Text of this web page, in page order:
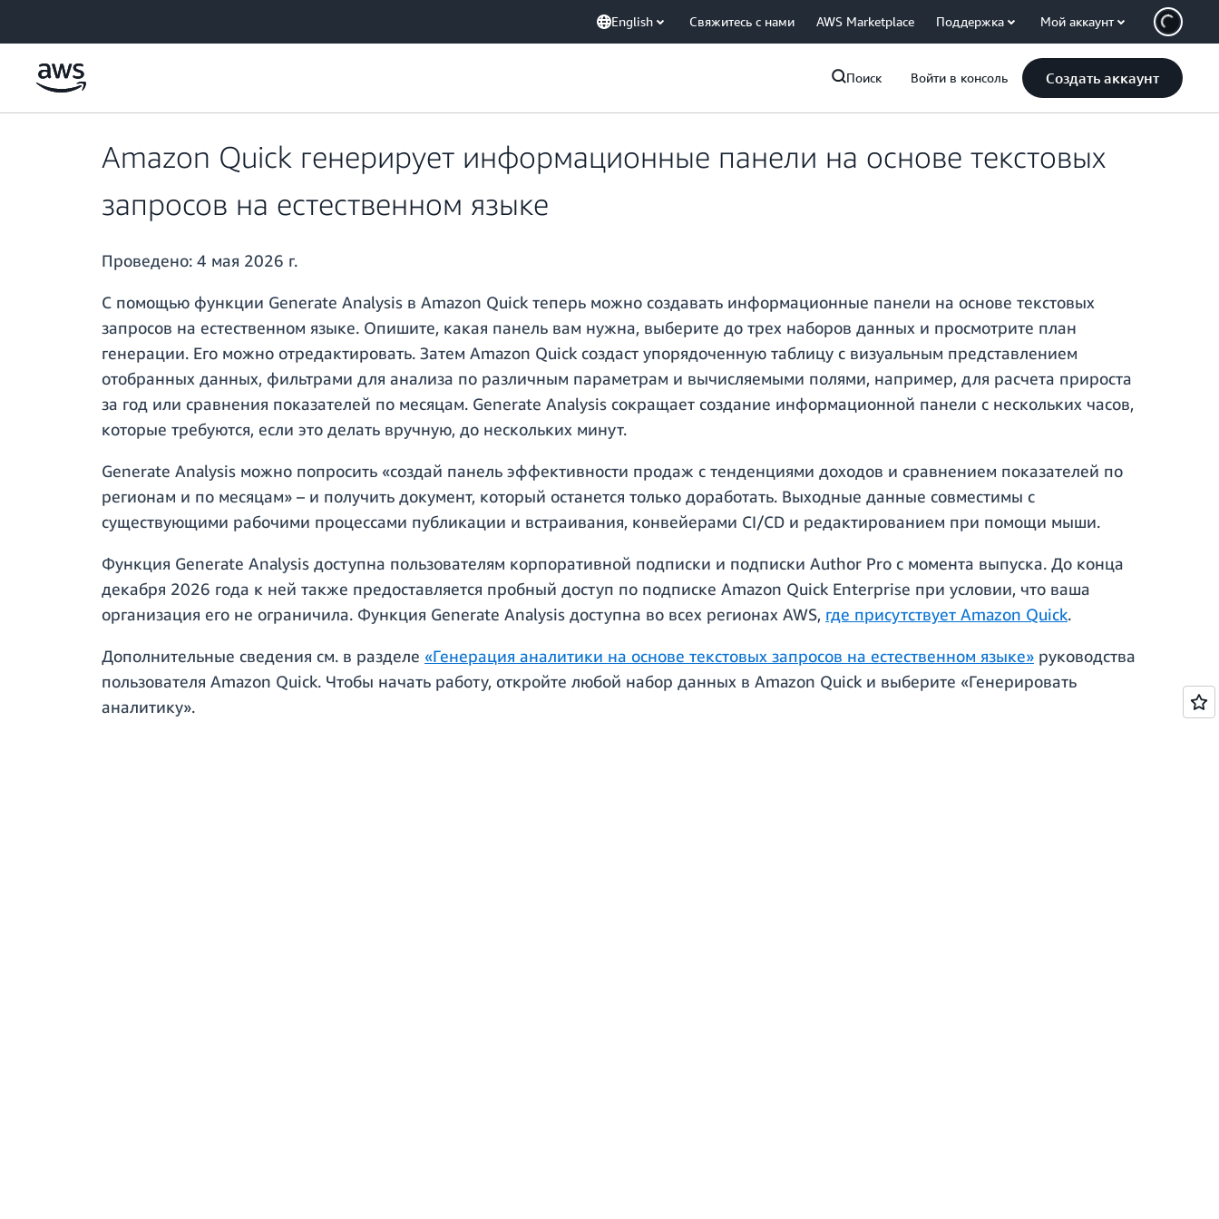
English Свяжитесь с нами AWS Marketplace Поддержка Мой аккаунт
Поиск Войти в консоль Создать аккаунт
Amazon Quick генерирует информационные панели на основе текстовых
запросов на естественном языке
Проведено: 4 мая 2026 г.
С помощью функции Generate Analysis в Amazon Quick теперь можно создавать информационные панели на основе текстовых
запросов на естественном языке. Опишите, какая панель вам нужна, выберите до трех наборов данных и просмотрите план
генерации. Его можно отредактировать. Затем Amazon Quick создаст упорядоченную таблицу с визуальным представлением
отобранных данных, фильтрами для анализа по различным параметрам и вычисляемыми полями, например, для расчета прироста
за год или сравнения показателей по месяцам. Generate Analysis сокращает создание информационной панели с нескольких часов,
которые требуются, если это делать вручную, до нескольких минут.
Generate Analysis можно попросить «создай панель эффективности продаж с тенденциями доходов и сравнением показателей по
регионам и по месяцам» – и получить документ, который останется только доработать. Выходные данные совместимы с
существующими рабочими процессами публикации и встраивания, конвейерами CI/CD и редактированием при помощи мыши.
Функция Generate Analysis доступна пользователям корпоративной подписки и подписки Author Pro с момента выпуска. До конца
декабря 2026 года к ней также предоставляется пробный доступ по подписке Amazon Quick Enterprise при условии, что ваша
организация его не ограничила. Функция Generate Analysis доступна во всех регионах AWS, где присутствует Amazon Quick.
Дополнительные сведения см. в разделе «Генерация аналитики на основе текстовых запросов на естественном языке» руководства
пользователя Amazon Quick. Чтобы начать работу, откройте любой набор данных в Amazon Quick и выберите «Генерировать
аналитику».